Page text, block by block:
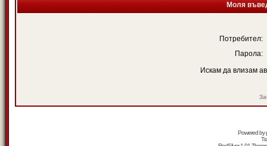
Моля
Потребител:
Парола:
Искам да влизам
Powered by